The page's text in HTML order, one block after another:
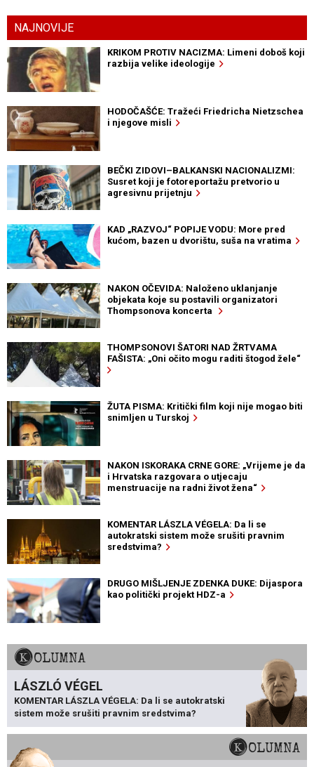
NAJNOVIJE
KRIKOM PROTIV NACIZMA: Limeni doboš koji
razbija velike ideologije
HODOČAŠĆE: Tražeći Friedricha Nietzschea
i njegove misli
BEČKI ZIDOVI–BALKANSKI NACIONALIZMI:
Susret koji je fotoreportažu pretvorio u
agresivnu prijetnju
KAD „RAZVOJ“ POPIJE VODU: More pred
kućom, bazen u dvorištu, suša na vratima
NAKON OČEVIDA: Naloženo uklanjanje
objekata koje su postavili organizatori
Thompsonova koncerta
THOMPSONOVI ŠATORI NAD ŽRTVAMA
FAŠISTA: „Oni očito mogu raditi štogod žele“
ŽUTA PISMA: Kritički film koji nije mogao biti
snimljen u Turskoj
NAKON ISKORAKA CRNE GORE: „Vrijeme je da
i Hrvatska razgovara o utjecaju
menstruacije na radni život žena“
KOMENTAR LÁSZLA VÉGELA: Da li se
autokratski sistem može srušiti pravnim
sredstvima?
DRUGO MIŠLJENJE ZDENKA DUKE: Dijaspora
kao politički projekt HDZ-a
KOLUMNA
LÁSZLÓ VÉGEL
KOMENTAR LÁSZLA VÉGELA: Da li se autokratski
sistem može srušiti pravnim sredstvima?
KOLUMNA